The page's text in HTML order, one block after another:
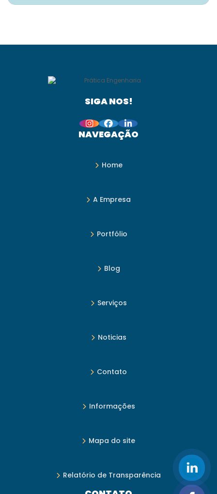
SIGA NOS!
NAVEGAÇÃO
Home
A Empresa
Portfólio
Blog
Serviços
Noticias
Contato
Informações
Mapa do site
Relatório de Transparência